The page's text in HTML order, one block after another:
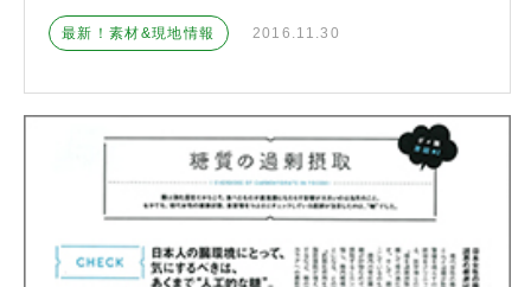
最新！素材&現地情報 2016.11.30